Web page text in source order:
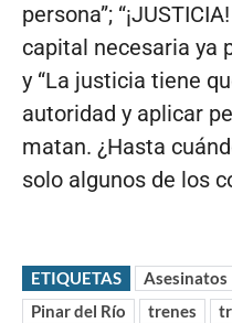
persona”;
capital necesaria ya
y “La justicia tiene
autoridad y aplicar
matan. ¿Hasta
solo algunos de los
ETIQUETAS Asesinatos
Pinar del Río
trenes